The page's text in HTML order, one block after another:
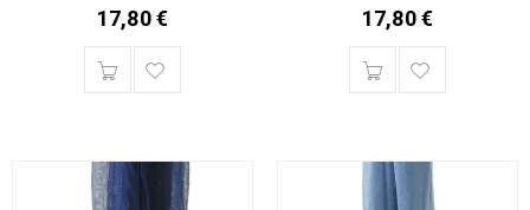
17,80€ 17,80€